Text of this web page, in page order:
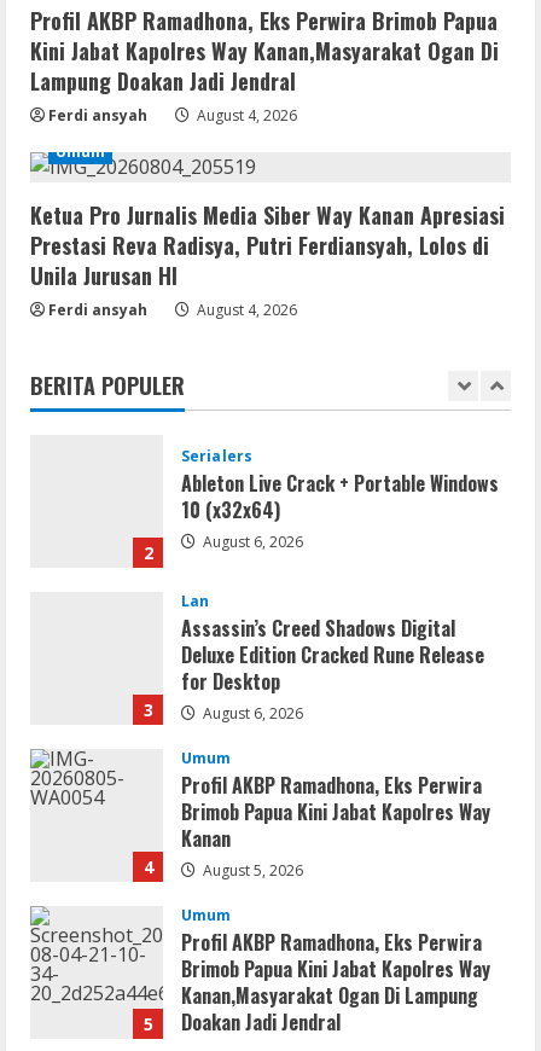
Profil AKBP Ramadhona, Eks Perwira Brimob Papua
Kini Jabat Kapolres Way Kanan,Masyarakat Ogan Di
Lampung Doakan Jadi Jendral
Ferdi ansyah
August 4, 2026
Umum
Ketua Pro Jurnalis Media Siber Way Kanan Apresiasi
Prestasi Reva Radisya, Putri Ferdiansyah, Lolos di
Unila Jurusan HI
Ferdi ansyah August 4, 2026
BERITA POPULER
4
Brimob Papua Kini Jabat Kapolres Way
Kanan
August 5, 2026
5
Umum
Profil AKBP Ramadhona, Eks Perwira
Brimob Papua Kini Jabat Kapolres Way
Kanan,Masyarakat Ogan Di Lampung
Doakan Jadi Jendral
1
Serialers
MATLAB Crack + Portable Clean
2
Serialers
Ableton Live Crack + Portable Windows
10 (x32x64)
August 6, 2026
3
Lan
Assassin’s Creed Shadows Digital
Deluxe Edition Cracked Rune Release
for Desktop
August 6, 2026
4
Umum
Profil AKBP Ramadhona, Eks Perwira
Brimob Papua Kini Jabat Kapolres Way
Kanan
August 5, 2026
5
Umum
Profil AKBP Ramadhona, Eks Perwira
Brimob Papua Kini Jabat Kapolres Way
Kanan,Masyarakat Ogan Di Lampung
Doakan Jadi Jendral